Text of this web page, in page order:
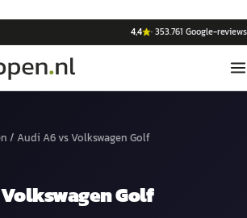
4,4 ·353.761 Google-reviews
/ Audi A6vsVolkswagen Golf
Volkswagen Golf